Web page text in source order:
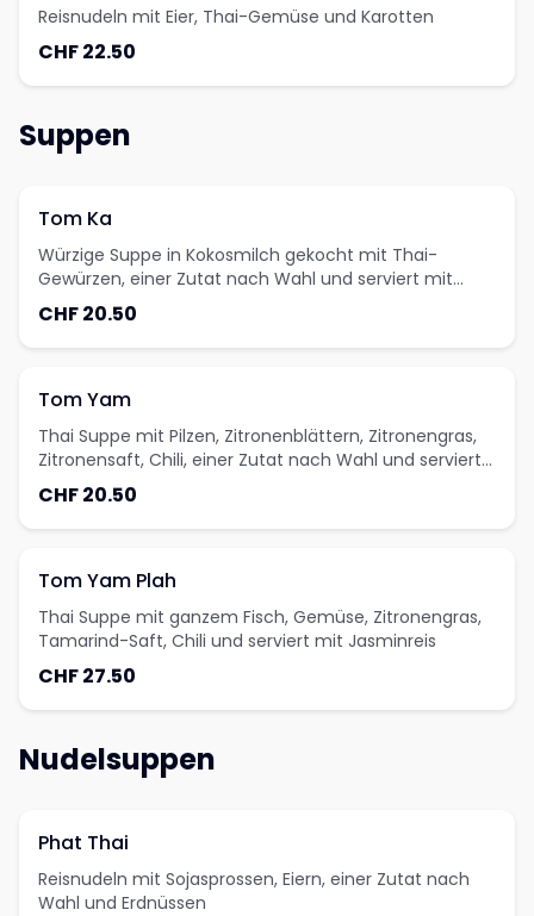
Reisnudeln mit Eier, Thai-Gemüse und Karotten
CHF 22.50
Suppen
Tom Ka
Würzige Suppe in Kokosmilch gekocht mit Thai-
Gewürzen, einer Zutat nach Wahl und serviert mit
Jasminreis
CHF 20.50
Tom Yam
Thai Suppe mit Pilzen, Zitronenblättern, Zitronengras,
Zitronensaft, Chili, einer Zutat nach Wahl und serviert
mit Jasminreis
CHF 20.50
Tom Yam Plah
Thai Suppe mit ganzem Fisch, Gemüse, Zitronengras,
Tamarind-Saft, Chili und serviert mit Jasminreis
CHF 27.50
Nudelsuppen
Phat Thai
Reisnudeln mit Sojasprossen, Eiern, einer Zutat nach
Wahl und Erdnüssen